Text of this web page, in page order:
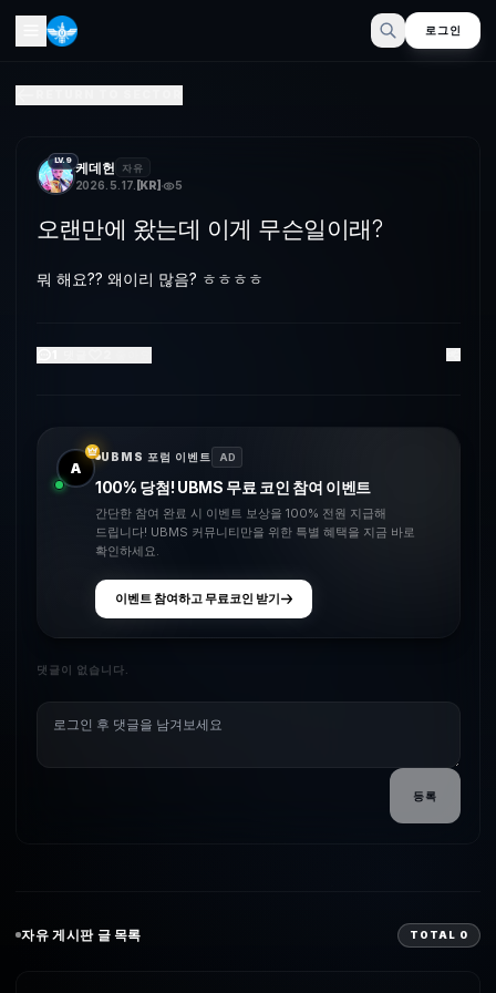
로그인
LV.9 케데헌 자유
2026. 5. 17. [KR] 5
오랜만에 왔는데 이게 무슨일이래?
뭐 해요?? 왜이리 많음? ㅎㅎㅎㅎ
A
UBMS 포럼 이벤트 AD
100% 당첨! UBMS 무료 코인 참여 이벤트
간단한 참여 완료 시 이벤트 보상을 100% 전원 지급해
드립니다! UBMS 커뮤니티만을 위한 특별 혜택을 지금 바로
확인하세요.
이벤트 참여하고 무료코인 받기
댓글이 없습니다.
등록
자유 게시판 글 목록 TOTAL 0